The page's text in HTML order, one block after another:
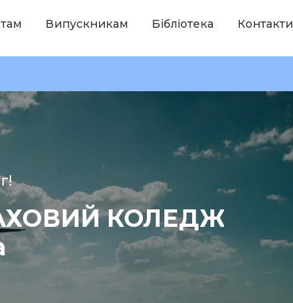
Випускникам Бібліотека Контакти
КОЛЕДЖ